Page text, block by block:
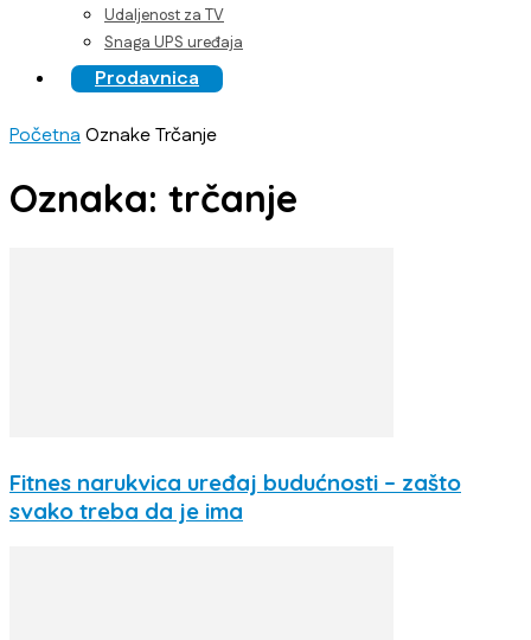
Udaljenost za TV
Snaga UPS uređaja
Prodavnica
PočetnaOznakeTrčanje
Oznaka: trčanje
Fitnes narukvica uređaj budućnosti – zašto
svako treba da je ima